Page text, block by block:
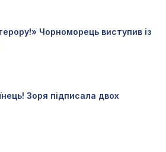
Чорноморець виступив із
Зоря підписала двох